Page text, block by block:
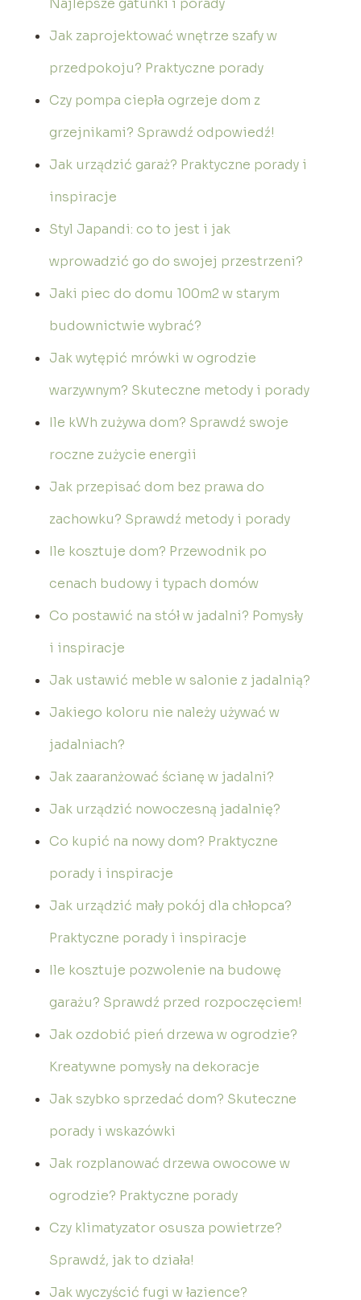
Jak zaprojektować wnętrze szafy w
przedpokoju? Praktyczne porady
Czy pompa ciepła ogrzeje dom z
grzejnikami? Sprawdź odpowiedź!
Jak urządzić garaż? Praktyczne porady i
inspiracje
Styl Japandi: co to jest i jak
wprowadzić go do swojej przestrzeni?
Jaki piec do domu 100m2 w starym
budownictwie wybrać?
Jak wytępić mrówki w ogrodzie
warzywnym? Skuteczne metody i porady
Ile kWh zużywa dom? Sprawdź swoje
roczne zużycie energii
Jak przepisać dom bez prawa do
zachowku? Sprawdź metody i porady
Ile kosztuje dom? Przewodnik po
cenach budowy i typach domów
Co postawić na stół w jadalni? Pomysły
i inspiracje
Jak ustawić meble w salonie z jadalnią?
Jakiego koloru nie należy używać w
jadalniach?
Jak zaaranżować ścianę w jadalni?
Jak urządzić nowoczesną jadalnię?
Co kupić na nowy dom? Praktyczne
porady i inspiracje
Jak urządzić mały pokój dla chłopca?
Praktyczne porady i inspiracje
Ile kosztuje pozwolenie na budowę
garażu? Sprawdź przed rozpoczęciem!
Jak ozdobić pień drzewa w ogrodzie?
Kreatywne pomysły na dekoracje
Jak szybko sprzedać dom? Skuteczne
porady i wskazówki
Jak rozplanować drzewa owocowe w
ogrodzie? Praktyczne porady
Czy klimatyzator osusza powietrze?
Sprawdź, jak to działa!
Jak wyczyścić fugi w łazience?